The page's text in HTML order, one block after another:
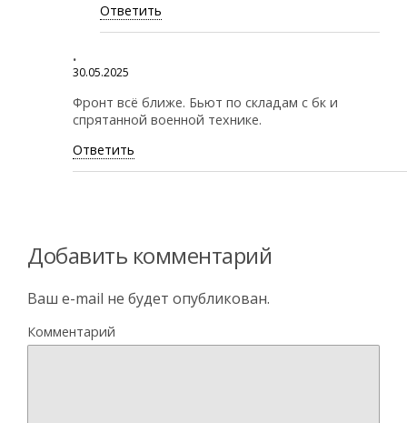
Ответить
.
30.05.2025
Фронт всё ближе. Бьют по складам с бк и
спрятанной военной технике.
Ответить
Добавить комментарий
Ваш e-mail не будет опубликован.
Комментарий